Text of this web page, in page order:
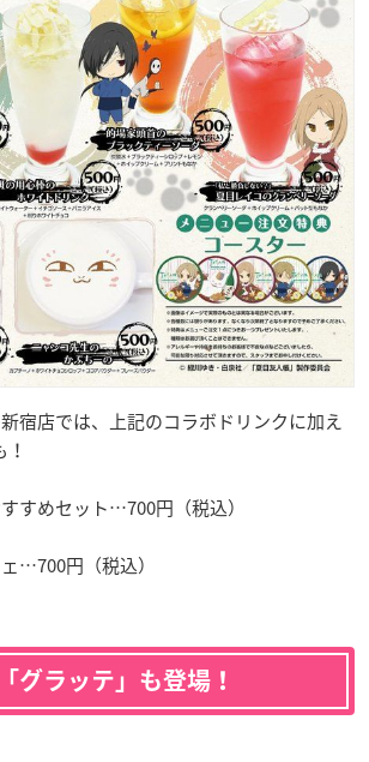
宿店では、上記のコラボドリンクに加え
すめセット…700円（税込）
…700円（税込）
グラッテ」も登場！